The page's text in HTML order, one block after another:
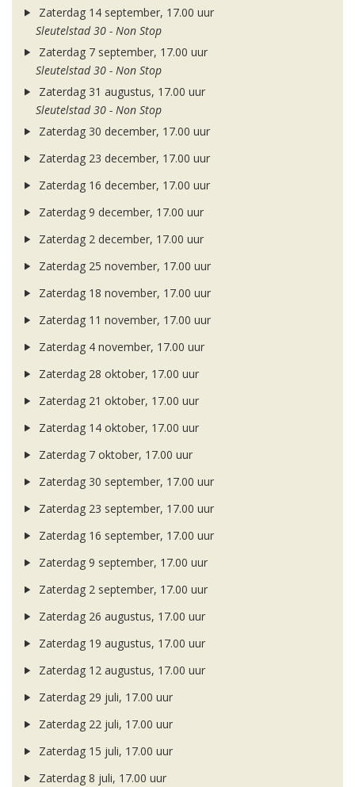
Zaterdag 14 september, 17.00 uur
Sleutelstad 30 - Non Stop
Zaterdag 7 september, 17.00 uur
Sleutelstad 30 - Non Stop
Zaterdag 31 augustus, 17.00 uur
Sleutelstad 30 - Non Stop
Zaterdag 30 december, 17.00 uur
Zaterdag 23 december, 17.00 uur
Zaterdag 16 december, 17.00 uur
Zaterdag 9 december, 17.00 uur
Zaterdag 2 december, 17.00 uur
Zaterdag 25 november, 17.00 uur
Zaterdag 18 november, 17.00 uur
Zaterdag 11 november, 17.00 uur
Zaterdag 4 november, 17.00 uur
Zaterdag 28 oktober, 17.00 uur
Zaterdag 21 oktober, 17.00 uur
Zaterdag 14 oktober, 17.00 uur
Zaterdag 7 oktober, 17.00 uur
Zaterdag 30 september, 17.00 uur
Zaterdag 23 september, 17.00 uur
Zaterdag 16 september, 17.00 uur
Zaterdag 9 september, 17.00 uur
Zaterdag 2 september, 17.00 uur
Zaterdag 26 augustus, 17.00 uur
Zaterdag 19 augustus, 17.00 uur
Zaterdag 12 augustus, 17.00 uur
Zaterdag 29 juli, 17.00 uur
Zaterdag 22 juli, 17.00 uur
Zaterdag 15 juli, 17.00 uur
Zaterdag 8 juli, 17.00 uur